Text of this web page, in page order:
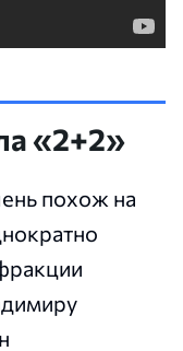
«2+2»
похож на